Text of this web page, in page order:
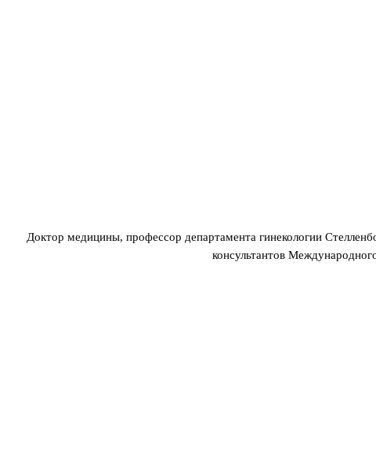
Доктор медицины, профессор департамента гинекологии
консультантов